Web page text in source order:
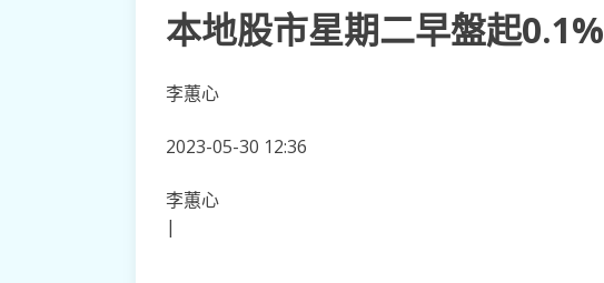
本地股市星期二早盤起0.1%
李蕙心
2023-05-30 12:36
李蕙心
|